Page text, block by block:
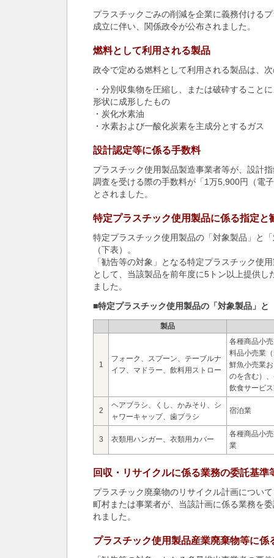
プラスチックごみの削減を企業に義務付ける
成立に伴い、関係政令が公布されました。
燃料として利用される製品
政令で定める燃料として利用される製品は、
・分別収集物を圧縮し、または破砕すること
形状に成形したもの
・炭化水素油
・水素および一酸化炭素を主成分とするガス
設計認定等に係る手数料
プラスチック使用製品製造事業者等が、設計
調査を受ける際の手数料が「1万5,900円（電
とされました。
特定プラスチック使用製品に係る指定と
特定プラスチック使用製品の「対象製品」と
（下表）。
「勧告等の対象」となる特定プラスチック使
として、当該製品を前年度に5トン以上提供し
ました。
■特定プラスチック使用製品の「対象製品」と
製品
1
フォーク、スプーン、テーブルナ
イフ、マドラー、飲料用ストロー
各種商品小
料品小売業
鮮魚小売業
のを含む）
飲食サービ
2
ヘアブラシ、くし、かみそり、シ
ャワーキャップ、歯ブラシ
宿泊業
3 衣類用ハンガー、衣類用カバー
各種商品小
業
回収・リサイクルに係る業務の委託基準
プラスチック廃棄物のリサイクル計画につい
町村または事業者が、当該計画に係る業務を
れました。
プラスチック使用製品産業廃棄物等に係